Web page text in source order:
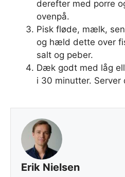
derefter med porre
ovenpå.
Pisk fløde, mælk,
og hæld dette over
salt og peber.
Dæk godt med låg
i 30 minutter.
Erik Nielsen